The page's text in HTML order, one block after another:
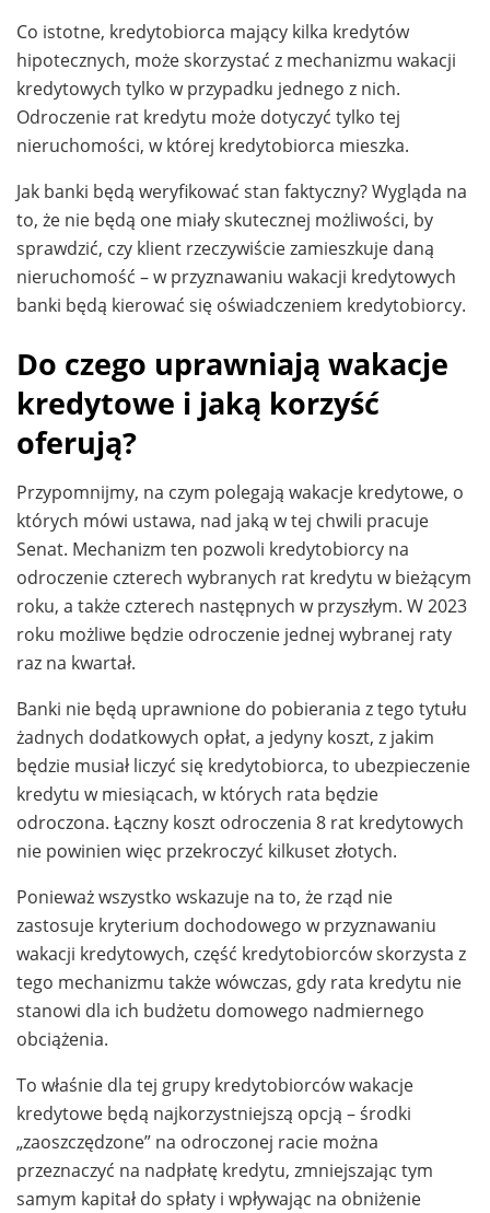
Co istotne, kredytobiorca mający kilka kredytów
hipotecznych, może skorzystać z mechanizmu wakacji
kredytowych tylko w przypadku jednego z nich.
Odroczenie rat kredytu może dotyczyć tylko tej
nieruchomości, w której kredytobiorca mieszka.
Jak banki będą weryfikować stan faktyczny? Wygląda na
to, że nie będą one miały skutecznej możliwości, by
sprawdzić, czy klient rzeczywiście zamieszkuje daną
nieruchomość – w przyznawaniu wakacji kredytowych
banki będą kierować się oświadczeniem kredytobiorcy.
Do czego uprawniają wakacje
kredytowe i jaką korzyść
oferują?
Przypomnijmy, na czym polegają wakacje kredytowe, o
których mówi ustawa, nad jaką w tej chwili pracuje
Senat. Mechanizm ten pozwoli kredytobiorcy na
odroczenie czterech wybranych rat kredytu w bieżącym
roku, a także czterech następnych w przyszłym. W 2023
roku możliwe będzie odroczenie jednej wybranej raty
raz na kwartał.
Banki nie będą uprawnione do pobierania z tego tytułu
żadnych dodatkowych opłat, a jedyny koszt, z jakim
będzie musiał liczyć się kredytobiorca, to ubezpieczenie
kredytu w miesiącach, w których rata będzie
odroczona. Łączny koszt odroczenia 8 rat kredytowych
nie powinien więc przekroczyć kilkuset złotych.
Ponieważ wszystko wskazuje na to, że rząd nie
zastosuje kryterium dochodowego w przyznawaniu
wakacji kredytowych, część kredytobiorców skorzysta z
tego mechanizmu także wówczas, gdy rata kredytu nie
stanowi dla ich budżetu domowego nadmiernego
obciążenia.
To właśnie dla tej grupy kredytobiorców wakacje
kredytowe będą najkorzystniejszą opcją – środki
„zaoszczędzone” na odroczonej racie można
przeznaczyć na nadpłatę kredytu, zmniejszając tym
samym kapitał do spłaty i wpływając na obniżenie